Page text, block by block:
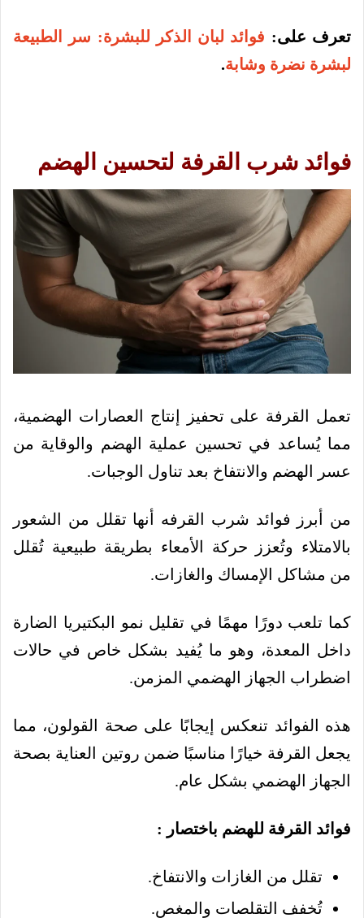
تعرف على: فوائد لبان الذكر للبشرة: سر الطبيعة
لبشرة نضرة وشابة.
فوائد شرب القرفة لتحسين الهضم
تعمل القرفة على تحفيز إنتاج العصارات الهضمية،
مما يُساعد في تحسين عملية الهضم والوقاية من
عسر الهضم والانتفاخ بعد تناول الوجبات.
من أبرز فوائد شرب القرفه أنها تقلل من الشعور
بالامتلاء وتُعزز حركة الأمعاء بطريقة طبيعية تُقلل
من مشاكل الإمساك والغازات.
كما تلعب دورًا مهمًا في تقليل نمو البكتيريا الضارة
داخل المعدة، وهو ما يُفيد بشكل خاص في حالات
اضطراب الجهاز الهضمي المزمن.
هذه الفوائد تنعكس إيجابًا على صحة القولون، مما
يجعل القرفة خيارًا مناسبًا ضمن روتين العناية بصحة
الجهاز الهضمي بشكل عام.
فوائد القرفة للهضم باختصار :
تقلل من الغازات والانتفاخ.
تُخفف التقلصات والمغص.